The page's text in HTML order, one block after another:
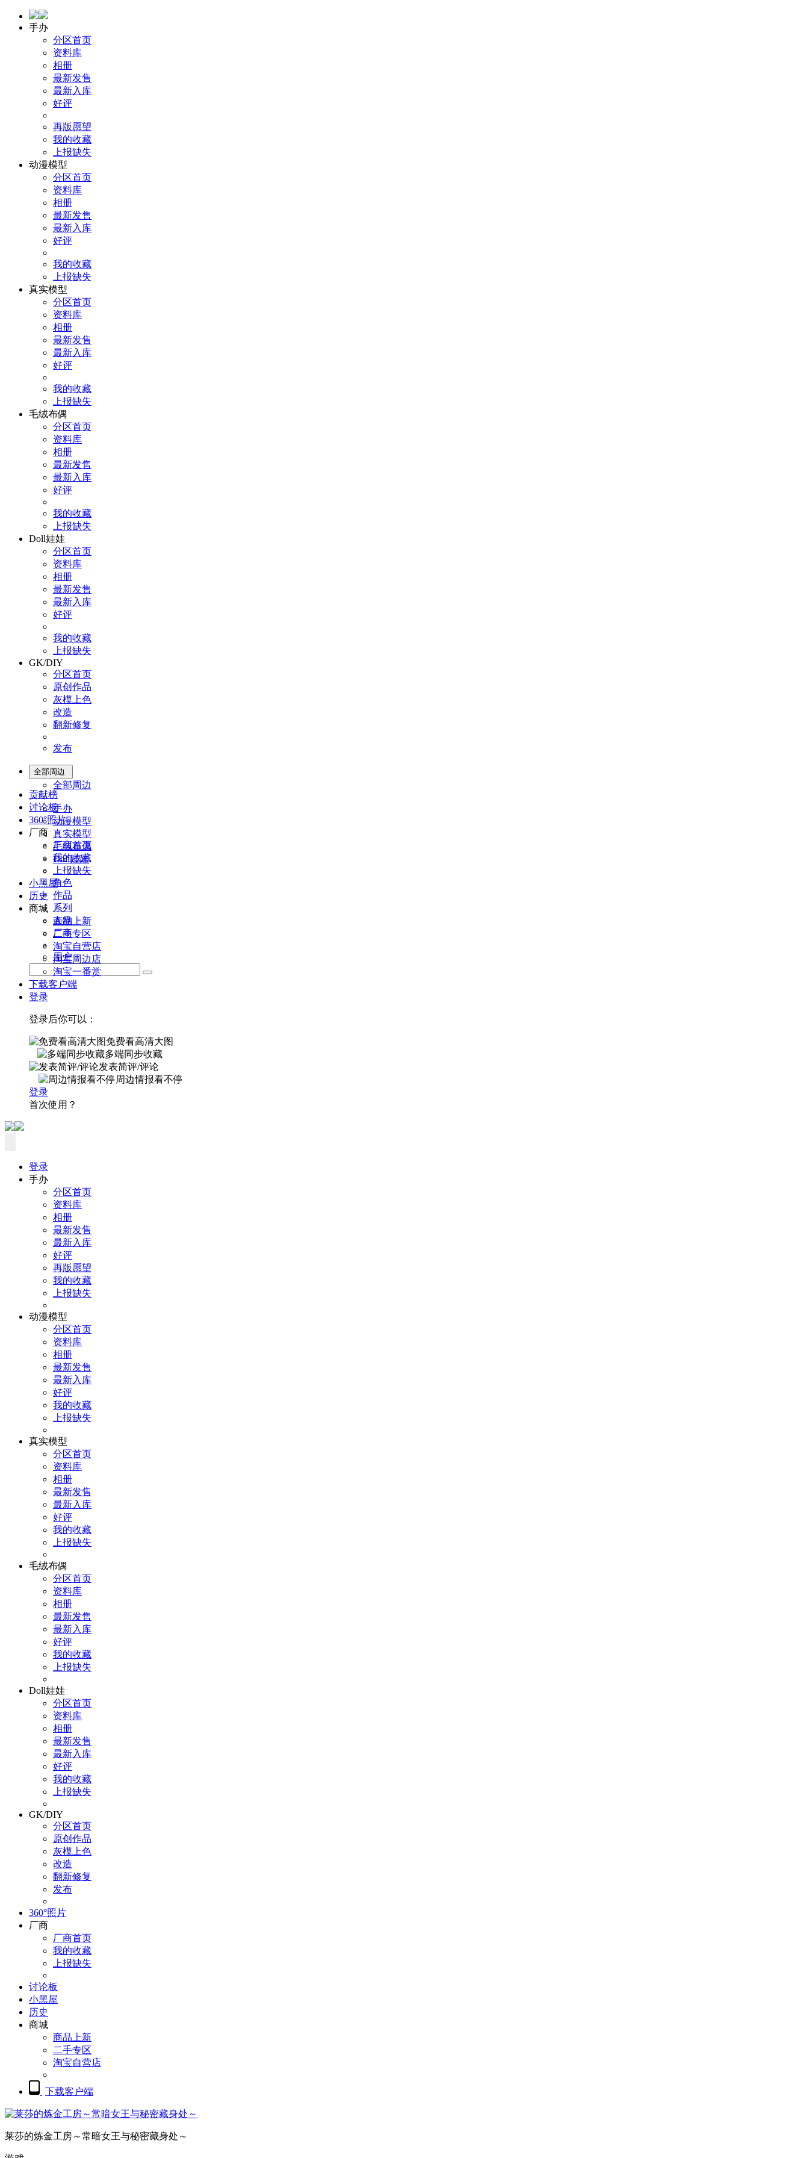
手办
分区首页
资料库
相册
最新发售
最新入库
好评
再版愿望
我的收藏
上报缺失
动漫模型
分区首页
资料库
相册
最新发售
最新入库
好评
我的收藏
上报缺失
真实模型
分区首页
资料库
相册
最新发售
最新入库
好评
我的收藏
上报缺失
毛绒布偶
分区首页
资料库
相册
最新发售
最新入库
好评
我的收藏
上报缺失
Doll娃娃
分区首页
资料库
相册
最新发售
最新入库
好评
我的收藏
上报缺失
GK/DIY
分区首页
原创作品
灰模上色
改造
翻新修复
发布
全部周边
全部周边
手办
动漫模型
真实模型
毛绒布偶
Doll娃娃
角色
作品
系列
人物
厂商
用户
贡献榜
讨论板
360°照片
厂商
厂商首页
我的收藏
上报缺失
小黑屋
历史
商城
商品上新
二手专区
淘宝自营店
淘宝周边店
淘宝一番赏
下载客户端
登录
登录后你可以：
免费看高清大图
多端同步收藏
发表简评/评论
周边情报看不停
登录
首次使用？
登录
手办
分区首页
资料库
相册
最新发售
最新入库
好评
再版愿望
我的收藏
上报缺失
动漫模型
分区首页
资料库
相册
最新发售
最新入库
好评
我的收藏
上报缺失
真实模型
分区首页
资料库
相册
最新发售
最新入库
好评
我的收藏
上报缺失
毛绒布偶
分区首页
资料库
相册
最新发售
最新入库
好评
我的收藏
上报缺失
Doll娃娃
分区首页
资料库
相册
最新发售
最新入库
好评
我的收藏
上报缺失
GK/DIY
分区首页
原创作品
灰模上色
改造
翻新修复
发布
360°照片
厂商
厂商首页
我的收藏
上报缺失
讨论板
小黑屋
历史
商城
商品上新
二手专区
淘宝自营店
下载客户端
莱莎的炼金工房～常暗女王与秘密藏身处～